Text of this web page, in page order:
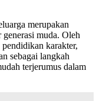
merupakan
muda. Oleh
karakter,
sebagai langkah
terjerumus dalam